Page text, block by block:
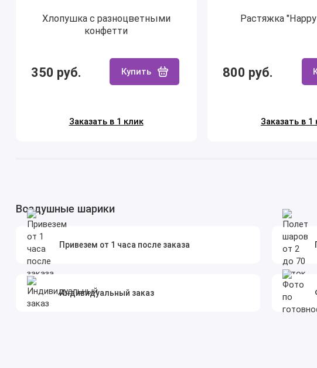
Хлопушка с разноцветными
конфетти
350 руб. Купить
Заказать в 1 клик
Растяжка
800 руб.
Заказать в 1
Воздушные шарики
Привезем от 1 часа после заказа
Индивидуальный заказ